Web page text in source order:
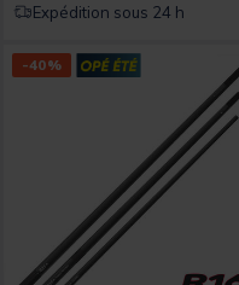
Expédition sous 24 h
-40%